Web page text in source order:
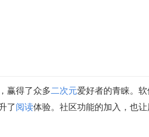
赢得了众多二次元爱好者的青睐。
了阅读体验。社区功能的加入，也